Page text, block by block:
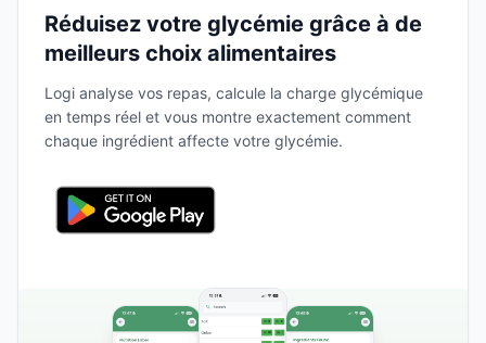
Réduisez votre glycémie grâce à de
meilleurs choix alimentaires
Logi analyse vos repas, calcule la charge glycémique
en temps réel et vous montre exactement comment
chaque ingrédient affecte votre glycémie.